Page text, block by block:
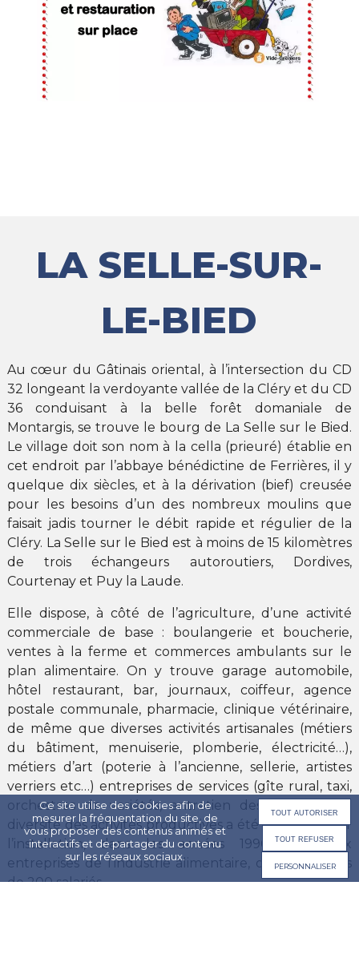
LA SELLE-SUR-
LE-BIED
Au cœur du Gâtinais oriental, à l’intersection du CD
32 longeant la verdoyante vallée de la Cléry et du CD
36 conduisant à la belle forêt domaniale de
Montargis, se trouve le bourg de La Selle sur le Bied.
Le village doit son nom à la cella (prieuré) établie en
cet endroit par l’abbaye bénédictine de Ferrières, il y
quelque dix siècles, et à la dérivation (bief) creusée
pour les besoins d’un des nombreux moulins que
faisait jadis tourner le débit rapide et régulier de la
Cléry. La Selle sur le Bied est à moins de 15 kilomètres
de trois échangeurs autoroutiers, Dordives,
Courtenay et Puy la Laude.
Elle dispose, à côté de l’agriculture, d’une activité
commerciale de base : boulangerie et boucherie,
ventes à la ferme et commerces ambulants sur le
plan alimentaire. On y trouve garage automobile,
hôtel restaurant, bar, journaux, coiffeur, agence
postale communale, pharmacie, clinique vétérinaire,
de même que diverses activités artisanales (métiers
du bâtiment, menuiserie, plomberie, électricité…),
métiers d’art (poterie à l’ancienne, sellerie, artistes
verriers etc…) entreprises de services (gîte rural, taxi,
orchestres de variétés, entretien des jardins…). La
diversité des activités productives a été renforcée par
l’installation, dans les années 1990, de deux
entreprises de l’industrie alimentaire, occupant près
de 200 salariés.
Ce site utilise des cookies afin de
mesurer la fréquentation du site, de
vous proposer des contenus animés et
interactifs et de partager du contenu
sur les réseaux sociaux.
Personnaliser